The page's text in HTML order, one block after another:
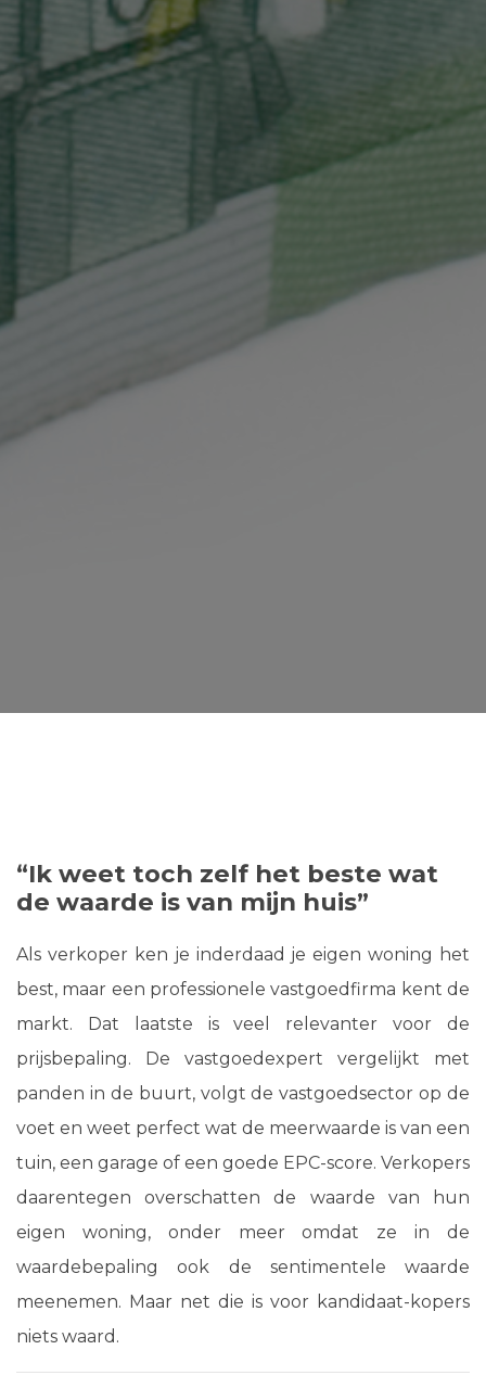
“Ik weet toch zelf het beste wat
de waarde is van mijn huis”
Als verkoper ken je inderdaad je eigen woning het
best, maar een professionele vastgoedfirma kent de
markt. Dat laatste is veel relevanter voor de
prijsbepaling. De vastgoedexpert vergelijkt met
panden in de buurt, volgt de vastgoedsector op de
voet en weet perfect wat de meerwaarde is van een
tuin, een garage of een goede EPC-score. Verkopers
daarentegen overschatten de waarde van hun
eigen woning, onder meer omdat ze in de
waardebepaling ook de sentimentele waarde
meenemen. Maar net die is voor kandidaat-kopers
niets waard.